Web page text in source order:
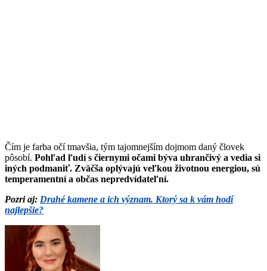
Čím je farba očí tmavšia, tým tajomnejším dojmom daný človek
pôsobí. Pohľad ľudí s čiernymi očami býva uhrančivý a vedia si
iných podmaniť. Zväčša oplývajú veľkou životnou energiou, sú
temperamentní a občas nepredvídateľní.
Pozri aj: Drahé kamene a ich význam. Ktorý sa k vám hodí
najlepšie?